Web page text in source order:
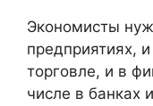
Экономисты
предприятиях,
торговле, и в
числе в банках